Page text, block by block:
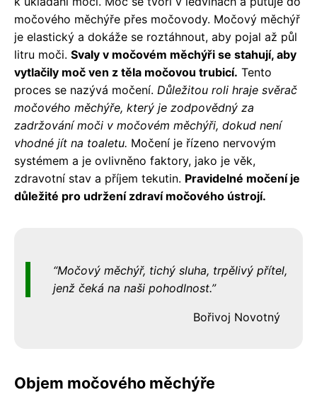
močového měchýře přes močovody. Močový měchýř
je elastický a dokáže se roztáhnout, aby pojal až půl
litru moči. Svaly v močovém měchýři se stahují, aby
vytlačily moč ven z těla močovou trubicí. Tento
proces se nazývá močení. Důležitou roli hraje svěrač
močového měchýře, který je zodpovědný za
zadržování moči v močovém měchýři, dokud není
vhodné jít na toaletu. Močení je řízeno nervovým
systémem a je ovlivněno faktory, jako je věk,
zdravotní stav a příjem tekutin. Pravidelné močení je
důležité pro udržení zdraví močového ústrojí.
Močový měchýř, tichý sluha, trpělivý přítel,
jenž čeká na naši pohodlnost.
Bořivoj Novotný
Objem močového měchýře